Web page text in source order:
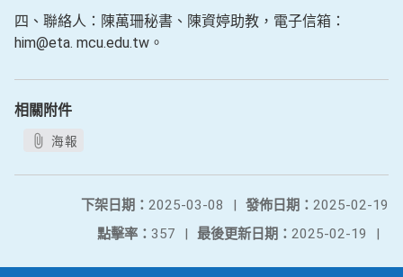
四、聯絡人：陳萬珊秘書、陳資婷助教，電子信箱：
him@eta. mcu.edu.tw。
相關附件
海報
發佈日期： 2025-02-19
下架日期： 2025-03-08
|
最後更新日期： 2025-02-19 |
點擊率： 357 |